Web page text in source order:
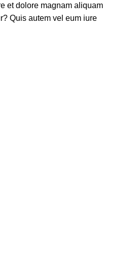
et dolore magnam aliquam
Quis autem vel eum iure